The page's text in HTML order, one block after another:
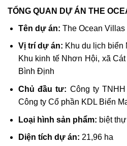
TỔNG QUAN DỰ ÁN THE
Tên dự án: The Ocean Villas
Vị trí dự án: Khu du lịch biển
Khu kinh tế Nhơn Hội, xã
Bình Định
Chủ đầu tư: Công ty
Công ty Cổ phần KDL Biển
Loại hình sản phẩm: biệt
Diện tích dự án: 21,96 ha